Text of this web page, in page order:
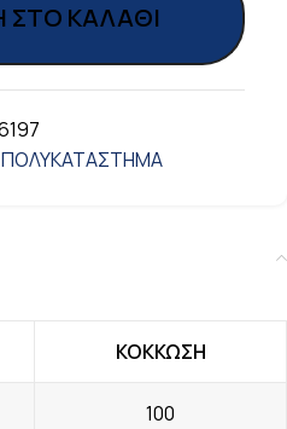
ΣΤΟ ΚΑΛΆΘΙ
ΠΟΛΥΚΑΤΑΣΤΗΜΑ
ΚΟΚΚΩΣΗ
100